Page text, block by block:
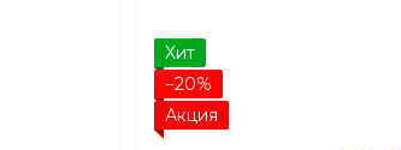
Хит
−20%
Акция